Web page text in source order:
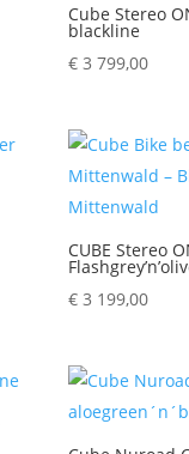
Cube Stereo
blackline
€ 3 799,00
CUBE Stereo
€ 3 199,00